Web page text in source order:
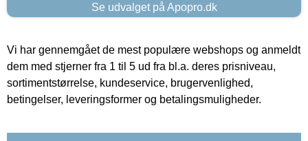
Se udvalget på Apopro.dk
Vi har gennemgået de mest populære webshops og anmeldt
dem med stjerner fra 1 til 5 ud fra bl.a. deres prisniveau,
sortimentstørrelse, kundeservice, brugervenlighed,
betingelser, leveringsformer og betalingsmuligheder.